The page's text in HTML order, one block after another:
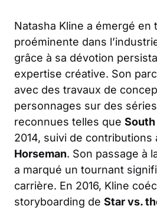
Natasha Kline a émergé en
proéminente dans
grâce à sa dévotion
expertise créative. Son
avec des travaux de
personnages sur des
reconnues telles que South
2014, suivi de contributions
Horseman. Son passage à
a marqué un tournant
carrière. En 2016, Kline
storyboarding de Star vs.